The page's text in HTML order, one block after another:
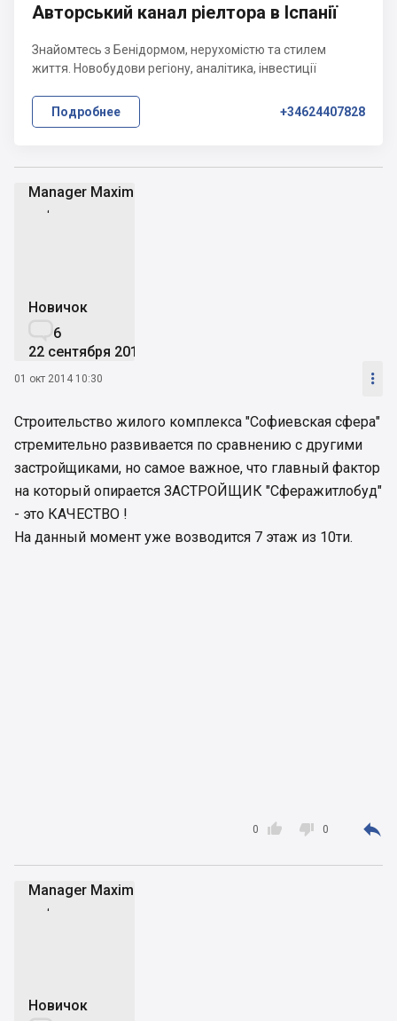
Manager Maxim
MM
Новичок
6
22 сентября 2014
01 окт 2014 10:30 
Строительство жилого комплекса "Софиевская сфера"
стремительно развивается по сравнению с другими
застройщиками, но самое важное, что главный фактор
на который опирается ЗАСТРОЙЩИК "Сферажитлобуд"
- это КАЧЕСТВО !
На данный момент уже возводится 7 этаж из 10ти.

0  0 
Manager Maxim
MM
Новичок
Авторський канал ріелтора в Іспанії
Знайомтесь з Бенідормом, нерухомістю та стилем
життя. Новобудови регіону, аналітика, інвестиції
Подробнее +34624407828